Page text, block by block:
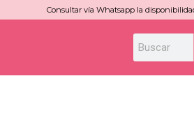
Consultar vía Whatsapp la